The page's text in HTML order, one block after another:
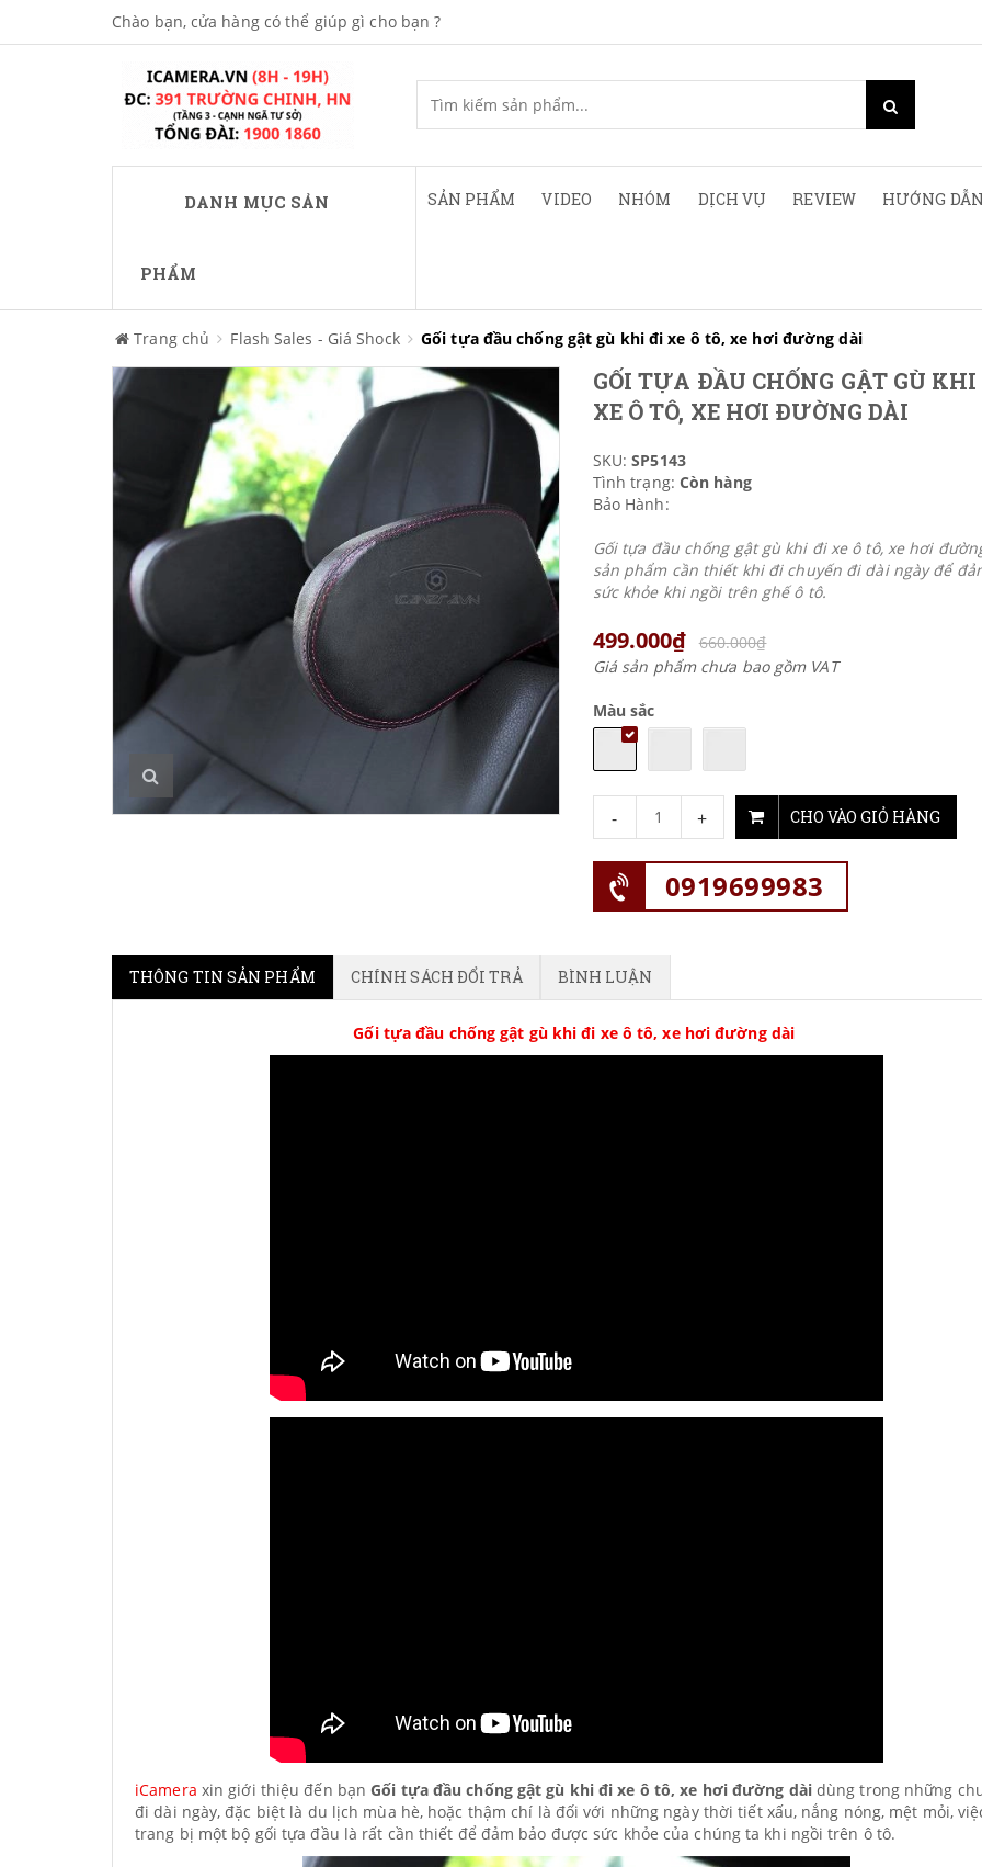
Chào bạn, cửa hàng có thể giúp gì cho bạn ?
DANH MỤC SẢN
PHẨM
SẢN PHẨM VIDEO NHÓM DỊCH VỤ REVIEW HƯỚNG
Trang chủ Flash Sales - Giá Shock Gối tựa đầu chống gật gù khi đi xe ô tô, xe hơi đường dài
GỐI TỰA ĐẦU CHỐNG GẬT GÙ
XE Ô TÔ, XE HƠI ĐƯỜNG DÀI
SKU:SP5143
Tình trạng: Còn hàng
Bảo Hành:
Gối tựa đầu chống gật gù khi đi xe ô tô, xe hơi
sản phẩm cần thiết khi đi chuyến đi dài ngày để
sức khỏe khi ngồi trên ghế ô tô.
499.000₫
660.000₫
Giá sản phẩm chưa bao gồm VAT
Màu sắc
- + CHO VÀO GIỎ HÀNG
0919699983
THÔNG TIN SẢN PHẨM CHÍNH SÁCH ĐỔI TRẢ BÌNH LUẬN
Gối tựa đầu chống gật gù khi đi xe ô tô, xe hơi đường dài
iCamera xin giới thiệu đến bạnGối tựa đầu chống gật gù khi đi xe ô tô, xe hơi đường dài dùng trong những
đi dài ngày, đặc biệt là du lịch mùa hè, hoặc thậm chí là đối với những ngày thời tiết xấu, nắng nóng, mệt mỏi,
trang bị một bộ gối tựa đầu là rất cần thiết để đảm bảo được sức khỏe của chúng ta khi ngồi trên ô tô.